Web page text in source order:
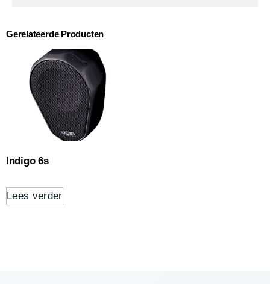
Gerelateerde Producten
Indigo 6s
Lees verder